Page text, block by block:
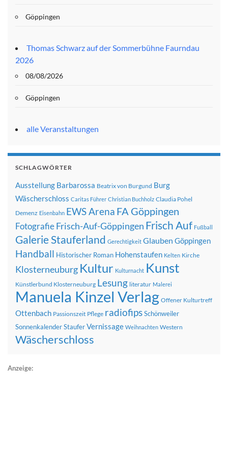
Göppingen
Thomas Schwarz auf der Sommerbühne Faurndau
2026
08/08/2026
Göppingen
alle Veranstaltungen
SCHLAGWÖRTER
Ausstellung Barbarossa Beatrix von Burgund Burg
Wäscherschloss Caritas Führer Christian Buchholz Claudia Pohel
Demenz Eisenbahn EWS Arena FA Göppingen
FotografieFrisch-Auf-Göppingen Frisch Auf Fußball
Galerie Stauferland Gerechtigkeit Glauben Göppingen
Handball Historischer Roman Hohenstaufen Kelten Kirche
Klosterneuburg Kultur Kulturnacht Kunst
Künstlerbund Klosterneuburg Lesung literatur Malerei
Manuela Kinzel Verlag Offener Kulturtreff
Ottenbach Passionszeit Pflege radiofipsSchönweiler
SonnenkalenderStauferVernissage Weihnachten Western
Wäscherschloss
Anzeige: